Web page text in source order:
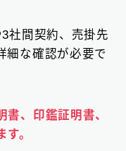
社間契約、売掛先
細な確認が必要で
、印鑑証明書、
。